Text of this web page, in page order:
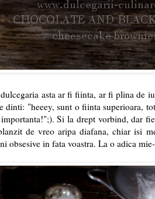
asta ar fi fiinta, ar fi plina de
dinti: "heeey, sunt o fiinta superioara,
Si la drept vorbind, dar
de vreo aripa diafana, chiar isi
obsesive in fata voastra. La o adica